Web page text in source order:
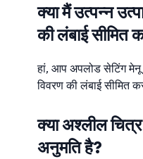
क्या मैं उत्पन्न
की लंबाई सीमित
हां, आप अपलोड सेटिंग मेनू
विवरण की लंबाई सीमित
क्या अश्लील
अनुमति है?